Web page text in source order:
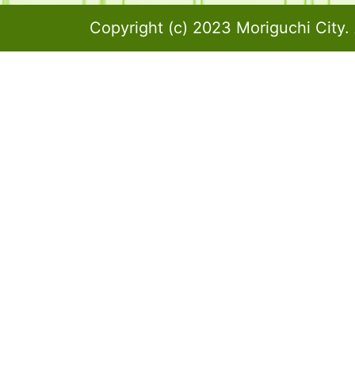
Copyright (c) 2023 Moriguchi City.